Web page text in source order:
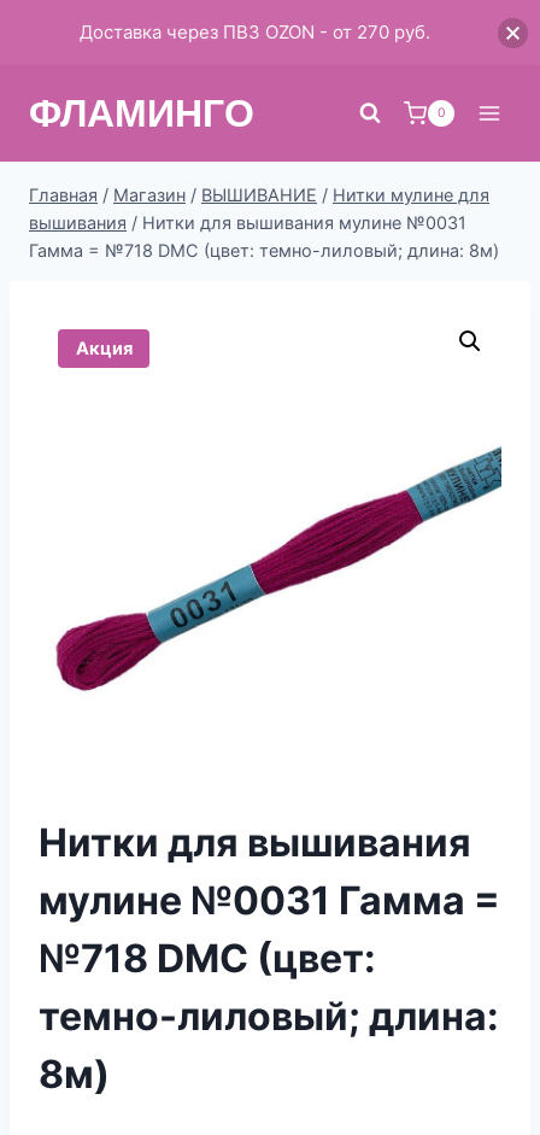
ФЛАМИНГО 0
Главная / Магазин / ВЫШИВАНИЕ / Нитки мулине для
вышивания / Нитки для вышивания мулине №0031
Гамма = №718 DMC (цвет: темно-лиловый; длина: 8м)
Акция
Нитки для вышивания
мулине №0031 Гамма =
№718 DMC (цвет:
темно-лиловый; длина:
8м)
Доставка через ПВЗ OZON - от 270 руб.